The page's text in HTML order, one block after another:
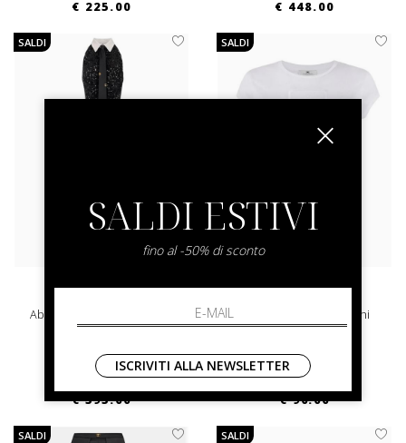
€ 225.00
€ 448.00
SALDI
Abito Red Carpet Elisabetta
Franchi
€ 595.00
SALDI
T-Shirt Elisabetta Franchi
€ 90.00
SALDI SALDI
SALDI ESTIVI
fino al -50% di sconto
ISCRIVITI ALLA NEWSLETTER